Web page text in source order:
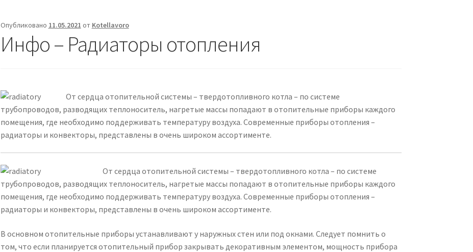
Опубликовано 11.05.2021 от Kotellavoro
Инфо – Радиаторы отопления
От сердца отопительной системы – твердотопливного котла – по системе
трубопроводов, разводящих теплоноситель, нагретые массы попадают в отопительные приборы каждого
помещения, где необходимо поддерживать температуру воздуха. Современные приборы отопления –
радиаторы и конвекторы, представлены в очень широком ассортименте.
От сердца отопительной системы – твердотопливного котла – по системе
трубопроводов, разводящих теплоноситель, нагретые массы попадают в отопительные приборы каждого
помещения, где необходимо поддерживать температуру воздуха. Современные приборы отопления –
радиаторы и конвекторы, представлены в очень широком ассортименте.
В основном отопительные приборы устанавливают у наружных стен или под окнами. Следует помнить о
том, что если планируется отопительный прибор закрывать декоративным элементом, мощность прибора